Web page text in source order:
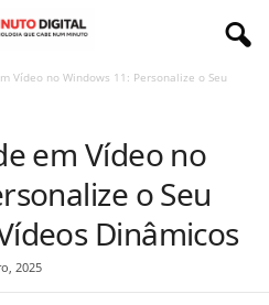
Vídeo no Windows 11: Personalize o Seu
em Vídeo no
o Seu
Dinâmicos
2025